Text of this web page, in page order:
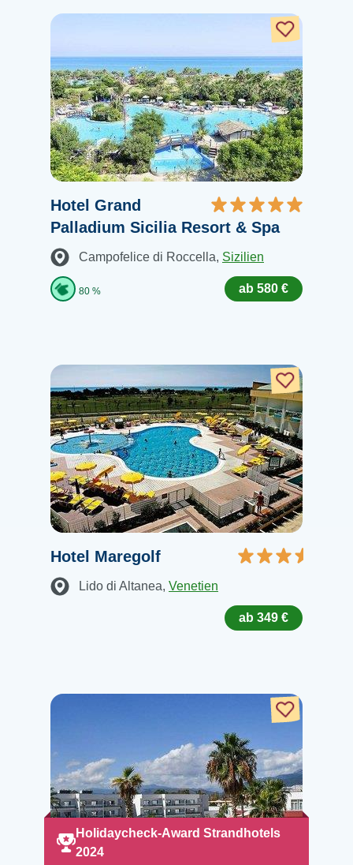
Hotel Grand
Palladium Sicilia Resort & Spa
Campofelice di Roccella, Sizilien
80 % ab 580 €
Hotel Maregolf
Lido di Altanea, Venetien
ab 349 €
Holidaycheck-Award Strandhotels
2024